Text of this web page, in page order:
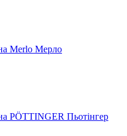
Merlo Мерло
PÖTTINGER Пьотінгер